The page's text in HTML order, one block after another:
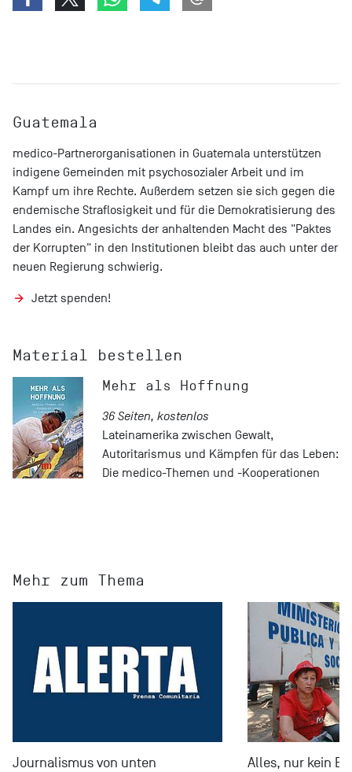
Guatemala
medico-Partnerorganisationen in Guatemala unterstützen
indigene Gemeinden mit psychosozialer Arbeit und im
Kampf um ihre Rechte. Außerdem setzen sie sich gegen die
endemische Straflosigkeit und für die Demokratisierung des
Landes ein. Angesichts der anhaltenden Macht des "Paktes
der Korrupten" in den Institutionen bleibt das auch unter der
neuen Regierung schwierig.
Jetzt spenden!
Material bestellen
Mehr als Hoffnung
36 Seiten, kostenlos
Lateinamerika zwischen Gewalt,
Autoritarismus und Kämpfen für das Leben:
Die medico-Themen und -Kooperationen
Mehr zum Thema
Journalismus von unten Alles, nur kein